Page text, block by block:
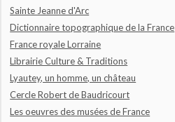
Sainte Jeanne d'Arc
Dictionnaire topographique de la France
France royale Lorraine
Librairie Culture & Traditions
Lyautey, un homme, un château
Cercle Robert de Baudricourt
Les oeuvres des musées de France